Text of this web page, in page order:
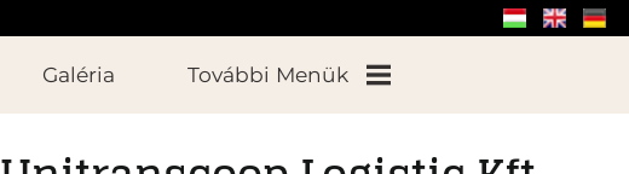
Galéria További Menük